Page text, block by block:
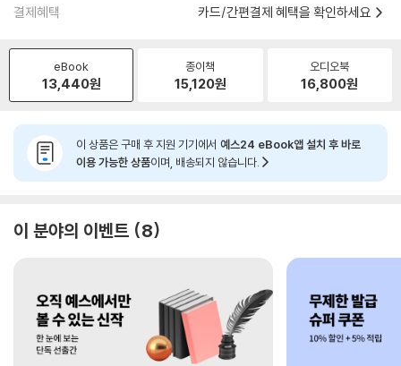
결제혜택 카드/간편결제 혜택을 확인하세요
eBook
13,440원
종이책
15,120원
오디오북
16,800원
이 상품은 구매 후 지원 기기에서 예스24 eBook앱 설치 후 바로
이용 가능한 상품이며, 배송되지 않습니다.
이 분야의 이벤트 8